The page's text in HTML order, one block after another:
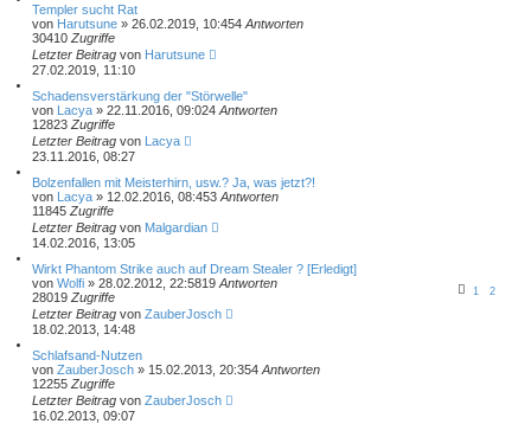
Templer sucht Rat
von Harutsune » 26.02.2019, 10:454Antworten
30410Zugriffe
Letzter Beitragvon Harutsune
27.02.2019, 11:10
Schadensverstärkung der "Störwelle"
von Lacya » 22.11.2016, 09:024Antworten
12823Zugriffe
Letzter Beitragvon Lacya
23.11.2016, 08:27
Bolzenfallen mit Meisterhirn, usw.? Ja, was jetzt?!
von Lacya » 12.02.2016, 08:453Antworten
11845Zugriffe
Letzter Beitragvon Malgardian
14.02.2016, 13:05
Wirkt Phantom Strike auch auf Dream Stealer ? [Erledigt]
vonWolfi » 28.02.2012, 22:58
1 2
19Antworten
28019Zugriffe
Letzter BeitragvonZauberJosch
18.02.2013, 14:48
Schlafsand-Nutzen
vonZauberJosch » 15.02.2013, 20:354Antworten
12255Zugriffe
Letzter BeitragvonZauberJosch
16.02.2013, 09:07